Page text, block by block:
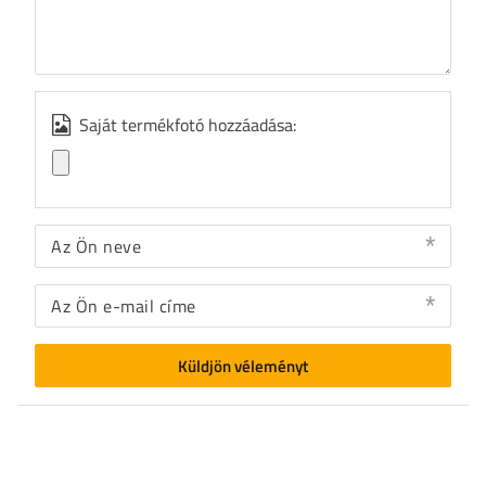
Saját termékfotó hozzáadása:
Az Ön neve
Az Ön e-mail címe
Küldjön véleményt